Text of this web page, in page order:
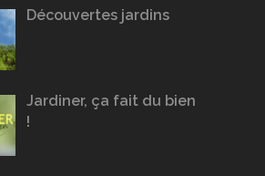
Découvertes jardins
Jardiner, ça fait du bien
!